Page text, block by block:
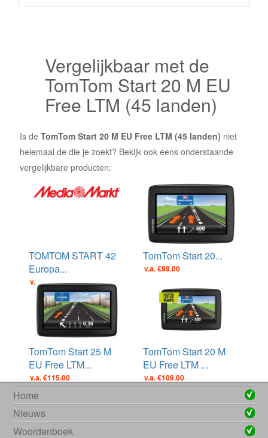
Vergelijkbaar met de
TomTom Start 20 M EU
Free LTM (45 landen)
Is de TomTom Start 20 M EU Free LTM (45 landen) niet
helemaal de die je zoekt? Bekijk ook eens onderstaande
vergelijkbare producten:
TOMTOM START 42
Europa...
v.a. €119.00
TomTom Start 20...
v.a. €99.00
TomTom Start 25 M
EU Free LTM...
v.a. €115.00
TomTom Start 20 M
EU Free LTM ...
v.a. €109.00
Home
Nieuws
Woordenboek